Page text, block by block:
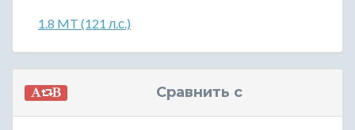
1.8 MT (121 л.с.)
Сравнить с